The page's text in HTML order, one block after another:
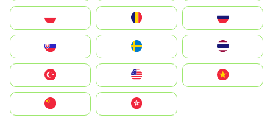
United States
中國香港特別行政區